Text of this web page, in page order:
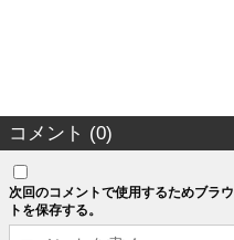
コメント (0)
次回のコメントで使用するためブラ
トを保存する。